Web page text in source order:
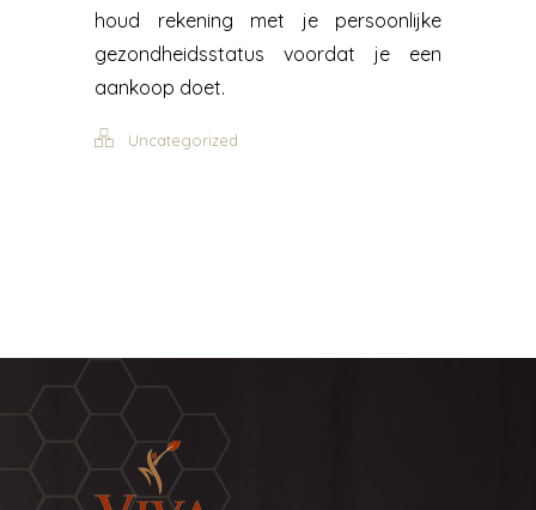
houd rekening met je persoonlijke
gezondheidsstatus voordat je een
aankoop doet.
Uncategorized